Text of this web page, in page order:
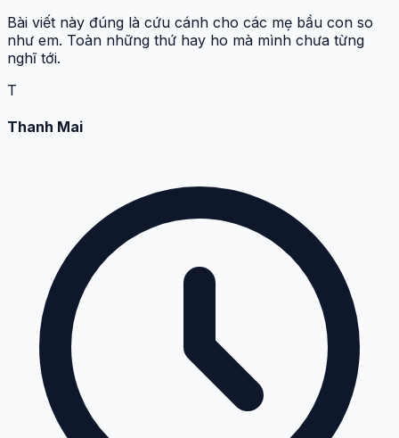
Bài viết này đúng là cứu cánh cho các mẹ bầu con so
như em. Toàn những thứ hay ho mà mình chưa từng
nghĩ tới.
T
Thanh Mai